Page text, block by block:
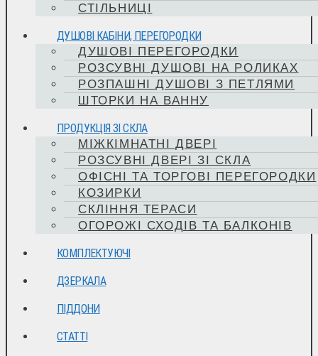
СТІЛЬНИЦІ
ДУШОВІ КАБІНИ, ПЕРЕГОРОДКИ
ДУШОВІ ПЕРЕГОРОДКИ
РОЗСУВНІ ДУШОВІ НА РОЛИКАХ
РОЗПАШНІ ДУШОВІ З ПЕТЛЯМИ
ШТОРКИ НА ВАННУ
ПРОДУКЦІЯ ЗІ СКЛА
МІЖКІМНАТНІ ДВЕРІ
РОЗСУВНІ ДВЕРІ ЗІ СКЛА
ОФІСНІ ТА ТОРГОВІ ПЕРЕГОРОДКИ
КОЗИРКИ
СКЛІННЯ ТЕРАСИ
ОГОРОЖІ СХОДІВ ТА БАЛКОНІВ
КОМПЛЕКТУЮЧІ
ДЗЕРКАЛА
ПІДДОНИ
СТАТТІ